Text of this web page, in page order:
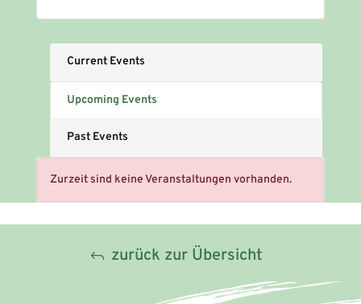
Current Events
Upcoming Events
Past Events
Zurzeit sind keine Veranstaltungen vorhanden.
zurück zur Übersicht